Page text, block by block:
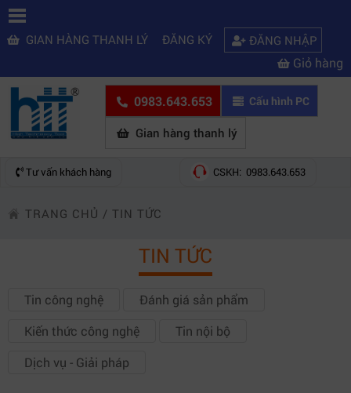
GIAN HÀNG THANH LÝ ĐĂNG KÝ ĐĂNG NHẬP
Giỏ hàng
0983.643.653 Cấu hình PC
Gian hàng thanh lý
Tư vấn khách hàng CSKH: 0983.643.653
TRANG CHỦ / TIN TỨC
TIN TỨC
Tin công nghệ
Đánh giá sản phẩm
Kiến thức công nghệ
Tin nội bộ
Dịch vụ - Giải pháp